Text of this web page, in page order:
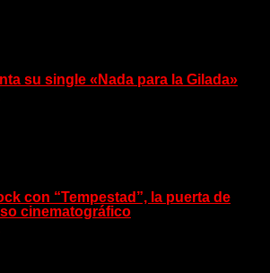
su single «Nada para la Gilada»
con “Tempestad”, la puerta de
cinematográfico